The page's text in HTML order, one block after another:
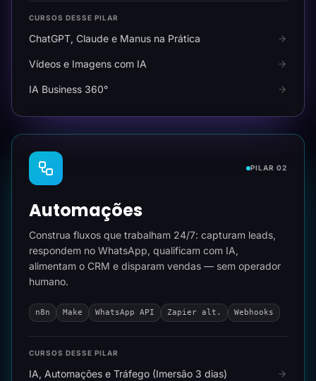
CURSOS DESSE PILAR
ChatGPT, Claude e Manus na Prática
Vídeos e Imagens com IA
IA Business 360°
PILAR 02
Automações
Construa fluxos que trabalham 24/7: capturam leads,
respondem no WhatsApp, qualificam com IA,
alimentam o CRM e disparam vendas — sem operador
humano.
n8n Make WhatsApp API Zapier alt. Webhooks
CURSOS DESSE PILAR
IA, Automações e Tráfego (Imersão 3 dias)